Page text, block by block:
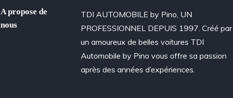
A propose de
nous
TDI AUTOMOBILE by Pino, UN
PROFESSIONNEL DEPUIS 1997. Créé par
un amoureux de belles voitures TDI
Automobile by Pino vous offre sa passion
après des années d’expériences.